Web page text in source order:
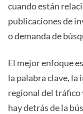
cuando están
publicaciones de
o demanda de
El mejor enfoque
la palabra clave,
regional del tráfico
hay detrás de la